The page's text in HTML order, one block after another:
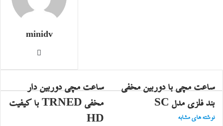
minidv
ساعت مچی با دوربین مخفی
بند فلزی مدل SC
ساعت مچی دوربین دار
مخفی TRNED با کیفیت
HD
نوشته های مشابه